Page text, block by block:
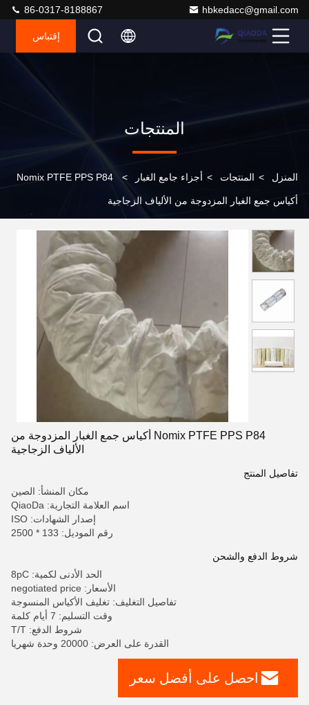
hbkedacc@gmail.com
86-0317-8188867
إقتباس
المنتجات
المنزل > المنتجات > أجزاء جامع الغبار >
Nomix PTFE PPS P84
أكياس جمع الغبار المزدوجة من الألياف الزجاجية
Nomix PTFE PPS P84 أكياس جمع الغبار المزدوجة من
الألياف الزجاجية
تفاصيل المنتج
مكان المنشأ: الصين
اسم العلامة التجارية: QiaoDa
إصدار الشهادات: ISO
رقم الموديل: 133 * 2500
شروط الدفع والشحن
الحد الأدنى لكمية: 8pC
الأسعار: negotiated price
تفاصيل التغليف: تغليف الأكياس المنسوجة
وقت التسليم: 7 أيام كلمة
شروط الدفع: T/T
القدرة على العرض: 20000 وحدة شهريا
احصل على أفضل سعر